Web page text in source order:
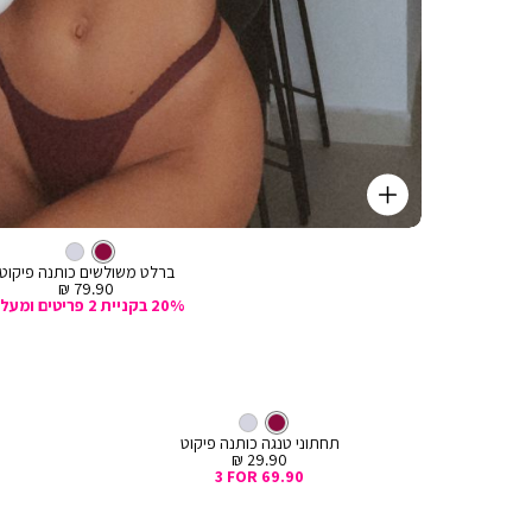
קנייה
מהירה
צבע
בורדובורדו אפור
בהיר
ברלט משולשים כותנה פיקוט
מחיר
מכירה
79.90 ₪
20% בקניית 2 פריטים ומעלה
ברלט
צבע
בורדובורדו אפור
בהיר
תחתוני טנגה כותנה פיקוט
מחיר
מכירה
29.90 ₪
3 FOR 69.90
טנגה